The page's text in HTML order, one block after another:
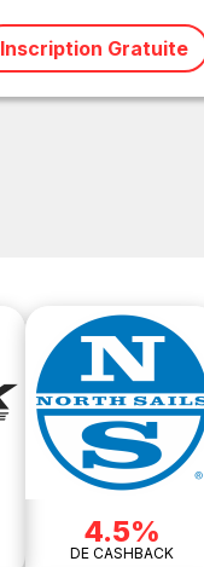
4.5%
DE CASHBACK
Inscription Gratuite